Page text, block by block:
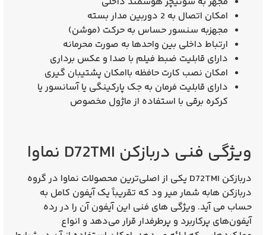
امکان اتصال به 2 دوربین مدار بسته
مجهزبه سنسور حساس به حرکت (موشن)
ارتباط داخلی بین واحدها به صورت محرمانه
دارای قابلیت ضبط فیلم با صدا و عکس برداری
امکان نصب کارت حافظه باامکان پشتیبان گیری
دارای قابلیت فرمان به جک پارکینگی یا آسانسور یا
کرکره برقی با استفاده از ماژول مخصوص
ویژگی فنی دربازکن D72TMI نماوا
دربازکن D72TMI یکی از اصلی‌ترین محصولات نماوا در گروه
دربازکن‌ هابه شمار میر ود که تقریباً یک آیفون کامل به
حساب می‌ آید. ویژگی‌ های فنی این آیفون آن را در رده
آیفون‌های پرکاربرد و پرطرفدار قرار می‌دهد و انواع